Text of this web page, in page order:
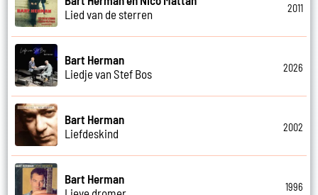
Lied van de sterren
2011
Bart Herman
Liedje van Stef Bos
2026
Bart Herman
Liefdeskind
2002
Bart Herman
1996